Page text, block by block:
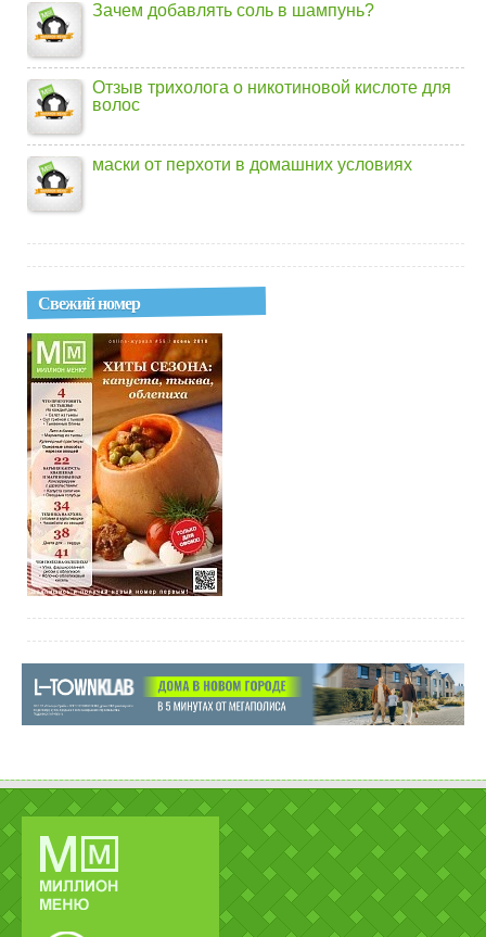
Зачем добавлять соль в шампунь?
Отзыв трихолога о никотиновой кислоте для
волос
маски от перхоти в домашних условиях
Свежий номер